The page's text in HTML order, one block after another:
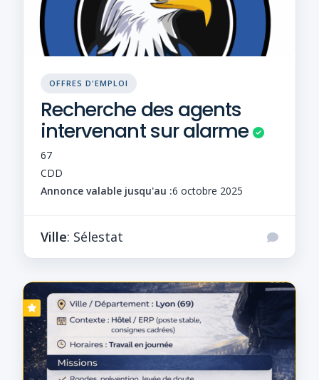
OFFRES D'EMPLOI
Recherche des agents
intervenant sur alarme
67
CDD
Annonce valable jusqu'au :6 octobre 2025
Ville: Sélestat